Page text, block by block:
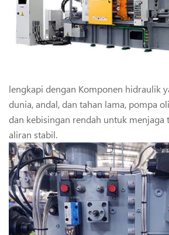
lengkapi dengan Komponen hidraulik
dunia, andal, dan tahan lama, pompa
dan kebisingan rendah untuk menjaga
aliran stabil.